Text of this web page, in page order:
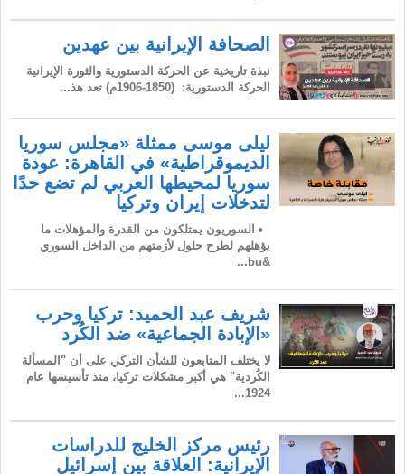
الصحافة الإيرانية بين عهدين
نبذة تاريخية عن الحركة الدستورية والثورة الإيرانية
الحركة الدستورية: (1850-1906م) تعد هذ...
ليلى موسى ممثلة «مجلس سوريا
الديموقراطية» في القاهرة: عودة
سوريا لمحيطها العربي لم تضع حدًا
لتدخلات إيران وتركيا
• السوريون يمتلكون من القدرة والمؤهلات ما
يؤهلهم لطرح حلول لأزمتهم من الداخل السوري
&bu...
شريف عبد الحميد: تركيا وحرب
«الإبادة الجماعية» ضد الكُرد
لا يختلف المتابعون للشأن التركي على أن "المسألة
الكُردية" هي أكبر مشكلات تركيا، منذ تأسيسها عام
1924...
رئيس مركز الخليج للدراسات
الإيرانية: العلاقة بين إسرائيل